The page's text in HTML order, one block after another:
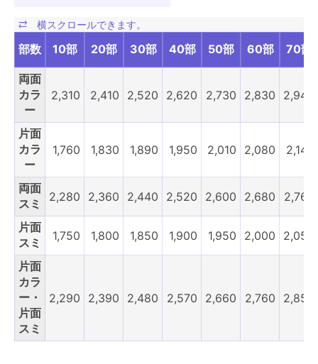
部数 10部 20部 30部 40部 50部 60部 70部
両面
カラ
ー
2,310 2,410 2,520 2,620 2,730 2,830 2,940
片面
カラ
ー
1,760 1,830 1,890 1,950 2,010 2,080 2,140
両面
スミ
2,280 2,360 2,440 2,520 2,600 2,680 2,760
片面
スミ
1,750 1,800 1,850 1,900 1,950 2,000 2,050
片面
カラ
ー・
片面
スミ
2,290 2,390 2,480 2,570 2,660 2,760 2,850